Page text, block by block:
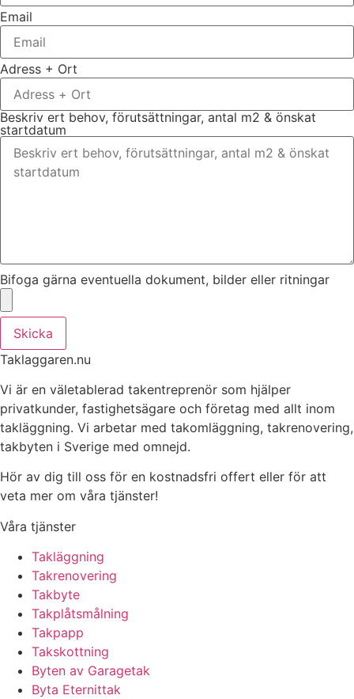
Email
Adress + Ort
Beskriv ert behov, förutsättningar, antal m2 & önskat
startdatum
Bifoga gärna eventuella dokument, bilder eller ritningar
Skicka
Taklaggaren.nu
Vi är en väletablerad takentreprenör som hjälper
privatkunder, fastighetsägare och företag med allt inom
takläggning. Vi arbetar med takomläggning, takrenovering,
takbyten i Sverige med omnejd.
Hör av dig till oss för en kostnadsfri offert eller för att
veta mer om våra tjänster!
Våra tjänster
Takläggning
Takrenovering
Takbyte
Takplåtsmålning
Takpapp
Takskottning
Byten av Garagetak
Byta Eternittak